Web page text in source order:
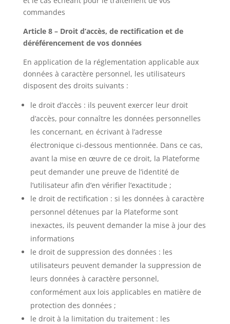
commandes
Article 8 – Droit d’accès, de rectification et de
déréférencement de vos données
En application de la réglementation applicable aux
données à caractère personnel, les utilisateurs
disposent des droits suivants :
le droit d’accès : ils peuvent exercer leur droit
d’accès, pour connaître les données personnelles
les concernant, en écrivant à l’adresse
électronique ci-dessous mentionnée. Dans ce cas,
avant la mise en œuvre de ce droit, la Plateforme
peut demander une preuve de l’identité de
l’utilisateur afin d’en vérifier l’exactitude ;
le droit de rectification : si les données à caractère
personnel détenues par la Plateforme sont
inexactes, ils peuvent demander la mise à jour des
informations
le droit de suppression des données : les
utilisateurs peuvent demander la suppression de
leurs données à caractère personnel,
conformément aux lois applicables en matière de
protection des données ;
le droit à la limitation du traitement : les